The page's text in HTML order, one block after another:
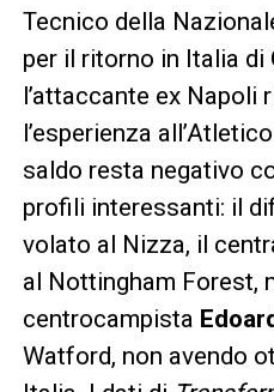
Tecnico della
per il ritorno in Italia di
l’attaccante ex Napoli
l’esperienza
saldo resta negativo
profili interessanti: il
volato al Nizza, il
al Nottingham Forest,
centrocampista
Watford, non avendo